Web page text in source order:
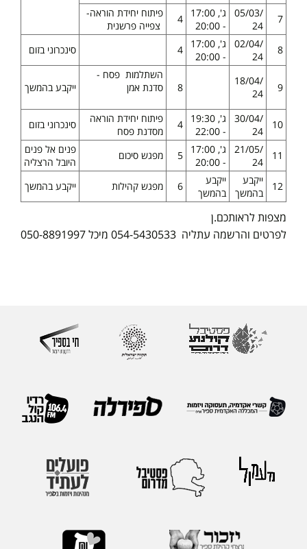
7
05/03/
24
ג', 17:00
- 20:00
4
פיתוח יחידת הוראה-
צפייה פרשנית
8
02/04/
24
ג', 17:00
- 20:00
4 סינכרוני בזום
9
18/04/
24
8
השתלמות פסח -
סדנת אמן
ייקבע בהמשך
10
30/04/
24
ג', 19:30
- 22:00
4
פיתוח יחידת הוראה
מסדנת פסח
סינכרוני בזום
11
21/05/
24
ג', 17:00
- 20:00
5 מפגש סיכום
פנים אל פנים
היובל הרצליה
12
ייקבע
בהמשך
ייקבע
בהמשך
6 מפגש קהילות ייקבע בהמשך
מצפות לראותכם.ן
לפרטים והרשמה עתליה 054-5430533 מיכל 050-8891997